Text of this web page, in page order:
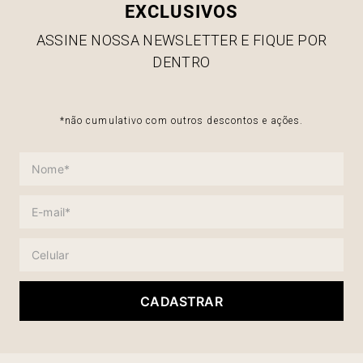
EXCLUSIVOS
ASSINE NOSSA NEWSLETTER E FIQUE POR
DENTRO
*não cumulativo com outros descontos e ações.
CADASTRAR